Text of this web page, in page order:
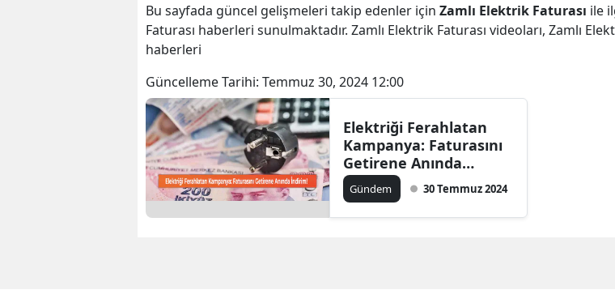
Artvin
Bolu
Bu sayfada güncel gelişmeleri takip edenler için Zamlı Elektrik Faturası ile
Faturası haberleri sunulmaktadır. Zamlı Elektrik Faturası videoları, Zamlı
haberleri
Güncelleme Tarihi: Temmuz 30, 2024 12:00
Elektriği Ferahlatan
Kampanya: Faturasını
Getirene Anında
İndirim!
Gündem 30 Temmuz 2024